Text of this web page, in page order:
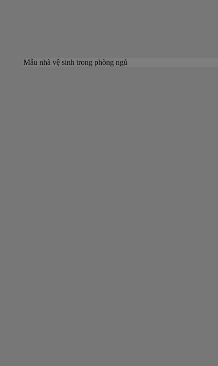
Mẫu nhà vệ sinh trong phòng ngủ